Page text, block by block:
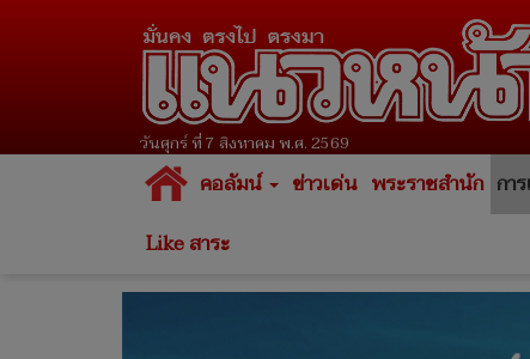
วันศุกร์ ที่ 7 สิงหาคม พ.ศ. 2569
คอลัมน์ ข่าวเด่น พระราชสำนัก กา
Like สาระ